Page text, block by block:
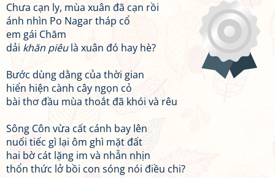
Chưa cạn ly, mùa xuân đã cạn rồi
ánh nhìn Po Nagar tháp cổ
em gái Chăm
dải khăn piêulà xuân đó hay hè?
Bước dùng dằng của thời gian
hiển hiện cành cây ngọn cỏ
bài thơ đầu mùa thoắt đã khói và rêu
Sông Côn vừa cất cánh bay lên
nuối tiếc gì lại ôm ghì mặt đất
hai bờ cát lặng im và nhẫn nhịn
thổn thức lở bồi con sóng nói điều chi?